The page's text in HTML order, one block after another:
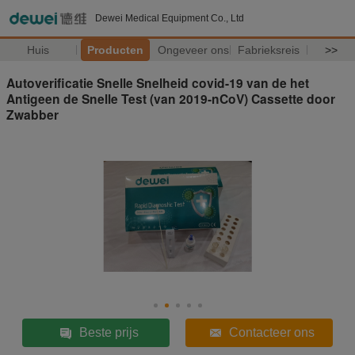
Dewei Medical Equipment Co., Ltd
Huis Producten Ongeveer ons Fabrieksreis >>
Autoverificatie Snelle Snelheid covid-19 van de het
Antigeen de Snelle Test (van 2019-nCoV) Cassette door
Zwabber
Beste prijs Contacteer ons